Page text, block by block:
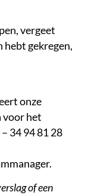
vergeet
gekregen,
onze
voor het
34 94 81 28
of een